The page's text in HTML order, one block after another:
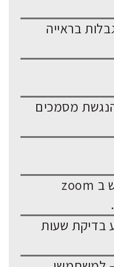
בראייה
מסמכים
ניהול והובלת מפגש מונגש ב zoom
בדיקת שעות